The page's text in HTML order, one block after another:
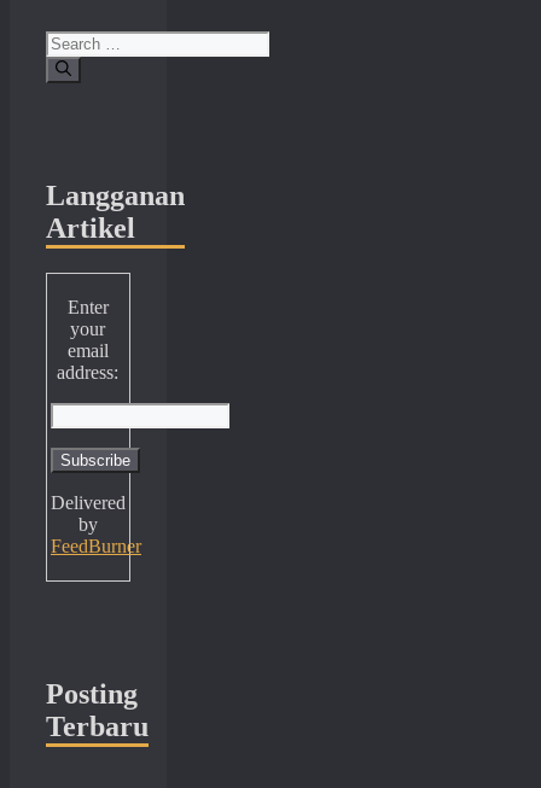
Search
for:
Langganan
Artikel
Enter
your
email
address:
Delivered
by
FeedBurner
Posting
Terbaru